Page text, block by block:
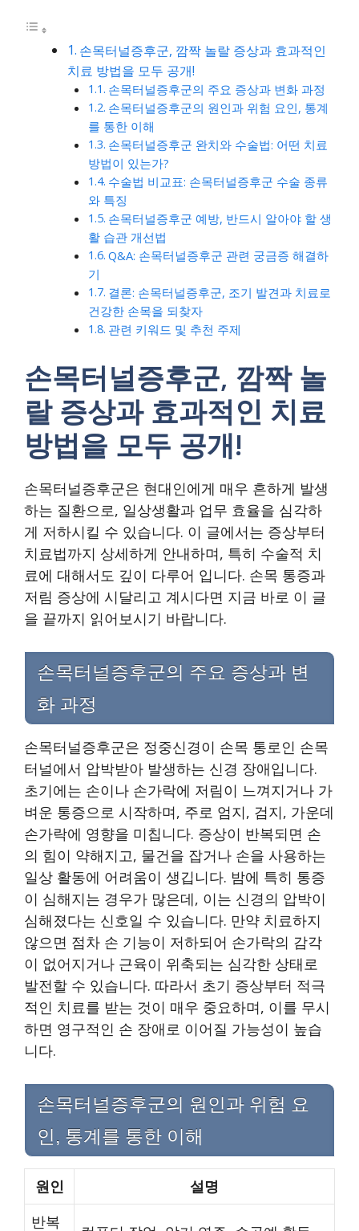
손목터널증후군, 깜짝 놀랄 증상과 효과적인
치료 방법을 모두 공개!
손목터널증후군의 주요 증상과 변화 과정
손목터널증후군의 원인과 위험 요인, 통계
를 통한 이해
손목터널증후군 완치와 수술법: 어떤 치료
방법이 있는가?
수술법 비교표: 손목터널증후군 수술 종류
와 특징
손목터널증후군 예방, 반드시 알아야 할 생
활 습관 개선법
Q&A: 손목터널증후군 관련 궁금증 해결하
기
결론: 손목터널증후군, 조기 발견과 치료로
건강한 손목을 되찾자
관련 키워드 및 추천 주제
손목터널증후군, 깜짝 놀
랄 증상과 효과적인 치료
방법을 모두 공개!
손목터널증후군은 현대인에게 매우 흔하게 발생
하는 질환으로, 일상생활과 업무 효율을 심각하
게 저하시킬 수 있습니다. 이 글에서는 증상부터
치료법까지 상세하게 안내하며, 특히 수술적 치
료에 대해서도 깊이 다루어 입니다. 손목 통증과
저림 증상에 시달리고 계시다면 지금 바로 이 글
을 끝까지 읽어보시기 바랍니다.
손목터널증후군의 주요 증상과 변
화 과정
손목터널증후군은 정중신경이 손목 통로인 손목
터널에서 압박받아 발생하는 신경 장애입니다.
초기에는 손이나 손가락에 저림이 느껴지거나 가
벼운 통증으로 시작하며, 주로 엄지, 검지, 가운데
손가락에 영향을 미칩니다. 증상이 반복되면 손
의 힘이 약해지고, 물건을 잡거나 손을 사용하는
일상 활동에 어려움이 생깁니다. 밤에 특히 통증
이 심해지는 경우가 많은데, 이는 신경의 압박이
심해졌다는 신호일 수 있습니다. 만약 치료하지
않으면 점차 손 기능이 저하되어 손가락의 감각
이 없어지거나 근육이 위축되는 심각한 상태로
발전할 수 있습니다. 따라서 초기 증상부터 적극
적인 치료를 받는 것이 매우 중요하며, 이를 무시
하면 영구적인 손 장애로 이어질 가능성이 높습
니다.
손목터널증후군의 원인과 위험 요
인, 통계를 통한 이해
원인
설명
반복